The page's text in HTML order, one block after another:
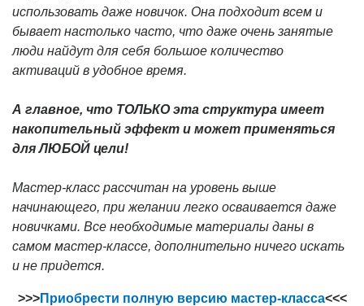
использовать даже новичок. Она подходит всем и
бывает настолько часто, что даже очень занятые
люди найдут для себя большое количество
активаций в удобное время.
А главное, что ТОЛЬКО эта структура имеет
накопительный эффект и может применяться
для ЛЮБОЙ цели!
Мастер-класс рассчитан на уровень выше
начинающего, при желании легко осваивается даже
новичками. Все необходимые материалы даны в
самом мастер-классе, дополнительно ничего искать
и не придется.
>>>Приобрести полную версию мастер-класса<<<